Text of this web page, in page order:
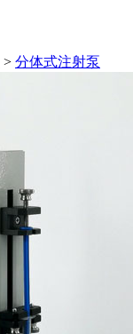
> 分体式注射泵